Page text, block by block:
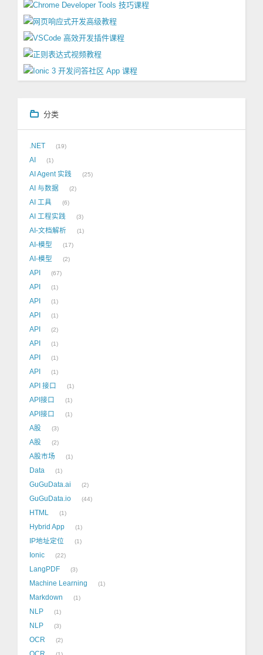
分类
.NET 19
AI 1
AI Agent 实践 25
AI 与数据 2
AI 工具 6
AI 工程实践 3
AI-文档解析 1
AI-模型 17
AI-模型 2
API 67
API 1
API 1
API 1
API 2
API 1
API 1
API 1
API 接口 1
API接口 1
API接口 1
A股 3
A股 2
A股市场 1
Data 1
GuGuData.ai 2
GuGuData.io 44
HTML 1
Hybrid App 1
IP地址定位 1
Ionic 22
LangPDF 3
Machine Learning 1
Markdown 1
NLP 1
NLP 3
OCR 2